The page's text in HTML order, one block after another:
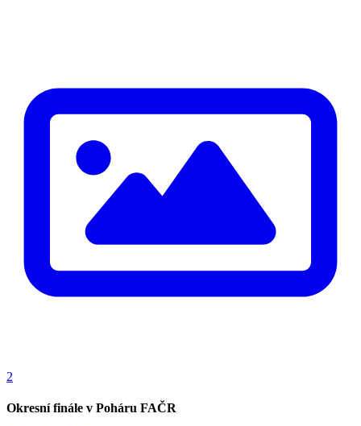
2
Okresní finále v Poháru FAČR